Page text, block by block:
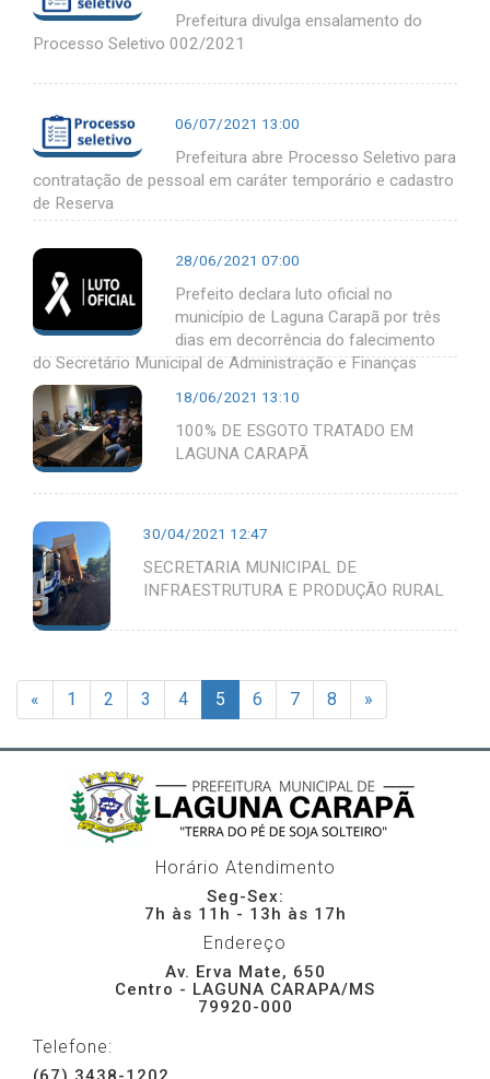
Prefeitura divulga ensalamento do
Processo Seletivo 002/2021
06/07/2021 13:00
Prefeitura abre Processo Seletivo para
contratação de pessoal em caráter temporário e cadastro
de Reserva
28/06/2021 07:00
Prefeito declara luto oficial no
município de Laguna Carapã por três
dias em decorrência do falecimento
do Secretário Municipal de Administração e Finanças
18/06/2021 13:10
100% DE ESGOTO TRATADO EM
LAGUNA CARAPÃ
30/04/2021 12:47
SECRETARIA MUNICIPAL DE
INFRAESTRUTURA E PRODUÇÃO RURAL
« 1 2 3 4 5 6 7 8 »
Horário Atendimento
Seg-Sex:
7h às 11h - 13h às 17h
Endereço
Av. Erva Mate, 650
Centro - LAGUNA CARAPA/MS
79920-000
Telefone: